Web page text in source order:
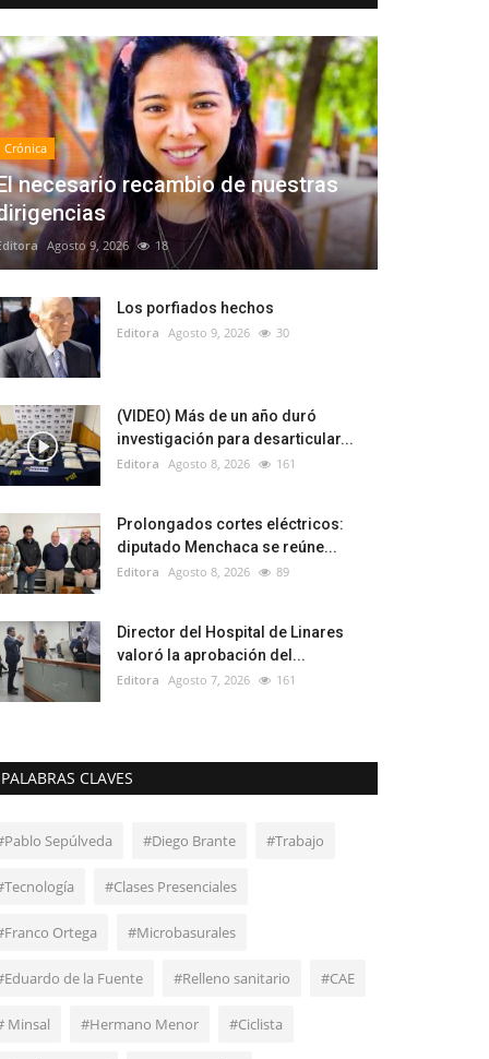
Crónica
necesario recambio de nuestras
Agosto 9, 2026 18
Los porfiados hechos
Editora Agosto 9, 2026 30
(VIDEO) Más de un año duró
investigación para desarticular...
Editora Agosto 8, 2026 161
Prolongados cortes eléctricos:
diputado Menchaca se reúne...
Editora Agosto 8, 2026 89
Director del Hospital de Linares
valoró la aprobación del...
Editora Agosto 7, 2026 161
PALABRAS CLAVES
Sepúlveda #Diego Brante #Trabajo
#Clases Presenciales
Ortega #Microbasurales
de la Fuente #Relleno sanitario #CAE
Minsal #Hermano Menor #Ciclista